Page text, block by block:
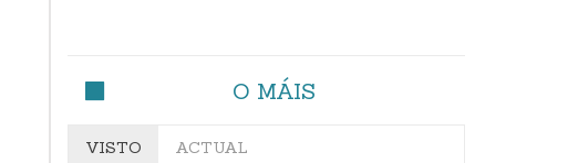
O MÁIS
VISTO ACTUAL